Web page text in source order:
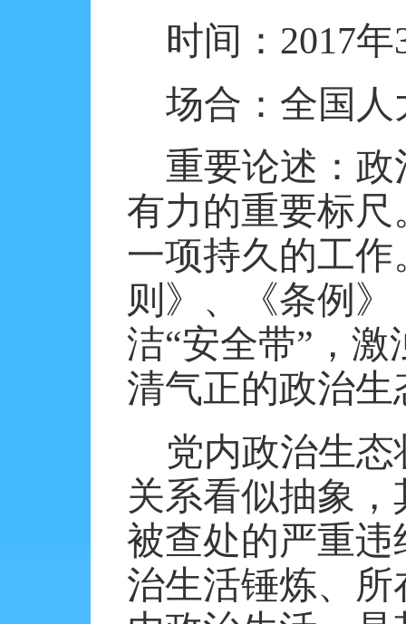
时间： 2017年
场合：全国
重要论述：
有力的重要标
一项持久的工
则》、《条例
洁“安全带”，
清气正的政治
党内政治生态
关系看似抽象
被查处的严重
治生活锤炼、